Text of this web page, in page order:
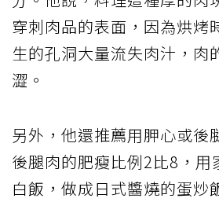
穿刺肉品的表面，因為烘烤
生的孔洞大量流失肉汁，肉
澀。
另外，他還推薦用胛心或後
後腿肉的肥瘦比例2比8，用
白飯，做成日式醬燒的蛋炒